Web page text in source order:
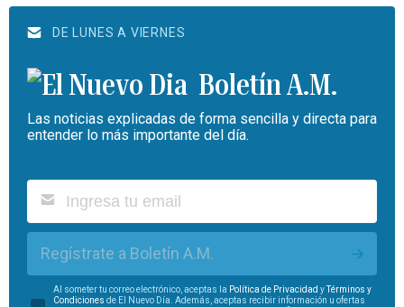
DE LUNES A VIERNES
Boletín A.M.
Las noticias explicadas de forma sencilla y directa para
entender lo más importante del día.
Regístrate a Boletín A.M.
Al someter tu correo electrónico, aceptas la Política de Privacidad y
Términos y
Condiciones de El Nuevo Día. Además, aceptas recibir información u ofertas